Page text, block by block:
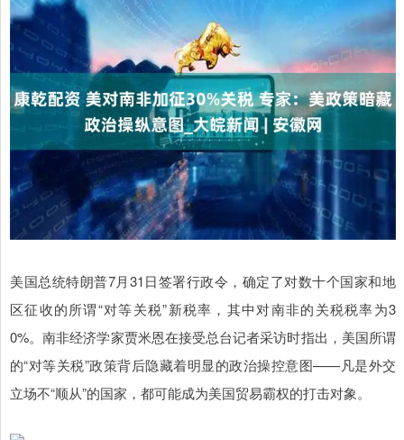
美国总统特朗普7月31日签署行政令，确定了对数十个国家和地
区征收的所谓“对等关税”新税率，其中对南非的关税税率为3
0%。南非经济学家贾米恩在接受总台记者采访时指出，美国所谓
的“对等关税”政策背后隐藏着明显的政治操控意图——凡是外交
立场不“顺从”的国家，都可能成为美国贸易霸权的打击对象。